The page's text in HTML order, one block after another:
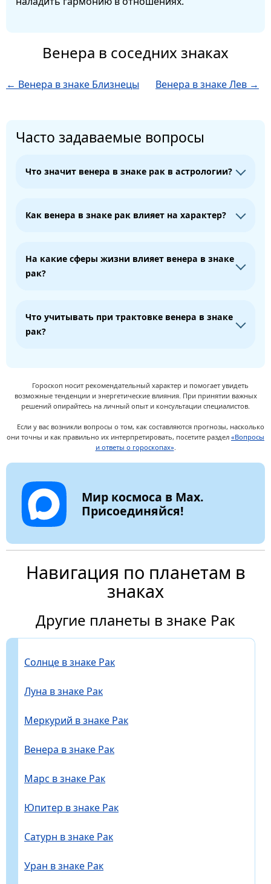
Венера в соседних знаках
← Венера в знаке Близнецы Венера в знаке Лев →
Часто задаваемые вопросы
Что значит венера в знаке рак в астрологии?
Как венера в знаке рак влияет на характер?
На какие сферы жизни влияет венера в знаке
рак?
Что учитывать при трактовке венера в знаке
рак?
Гороскоп носит рекомендательный характер и помогает увидеть
возможные тенденции и энергетические влияния. При принятии важных
решений опирайтесь на личный опыт и консультации специалистов.
Если у вас возникли вопросы о том, как составляются прогнозы, насколько
они точны и как правильно их интерпретировать, посетите раздел «Вопросы
и ответы о гороскопах»
Мир космоса в Max.
Присоединяйся!
Навигация по планетам в
знаках
Другие планеты в знаке Рак
Солнце в знаке Рак
Луна в знаке Рак
Меркурий в знаке Рак
Венера в знаке Рак
Марс в знаке Рак
Юпитер в знаке Рак
Сатурн в знаке Рак
Уран в знаке Рак